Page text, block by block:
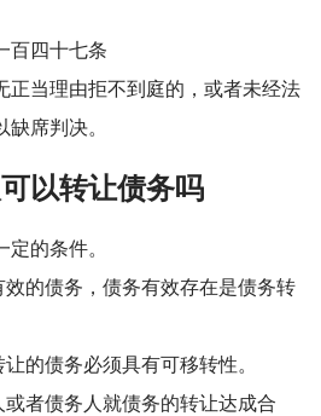
四十七条
当理由拒不到庭的，或者未经法
席判决。
转让债务吗
的条件。
的债务，债务有效存在是债务转
债务必须具有可移转性。
者债务人就债务的转让达成合